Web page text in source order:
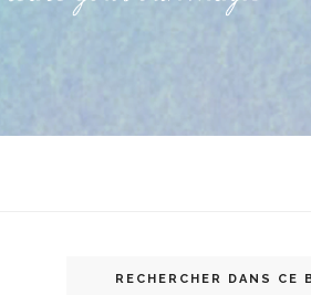
RECHERCHER DANS CE